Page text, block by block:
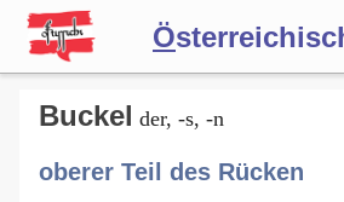
Ö
Wörterbuch
Forum
Buckel der, -s, -n
oberer Teil des Rücken